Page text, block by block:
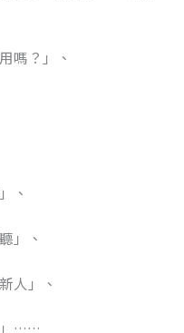
嗎？」、
、
」、
人」、
」……